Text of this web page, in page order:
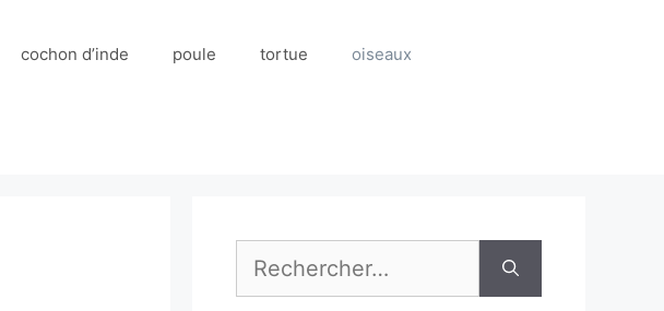
cochon d’inde poule tortue oiseaux